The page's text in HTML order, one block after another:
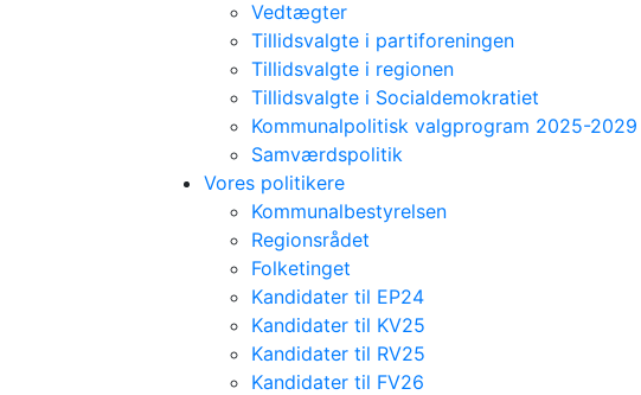
Vedtægter
Tillidsvalgte i partiforeningen
Tillidsvalgte i regionen
Tillidsvalgte i Socialdemokratiet
Kommunalpolitisk valgprogram 2025-2029
Samværdspolitik
Vores politikere
Kommunalbestyrelsen
Regionsrådet
Folketinget
Kandidater til EP24
Kandidater til KV25
Kandidater til RV25
Kandidater til FV26